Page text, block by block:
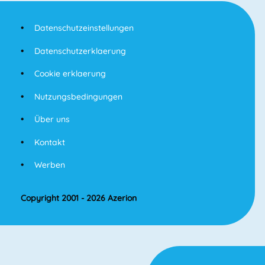
Datenschutzeinstellungen
Datenschutzerklaerung
Cookie erklaerung
Nutzungsbedingungen
Über uns
Kontakt
Werben
Copyright 2001 - 2026 Azerion